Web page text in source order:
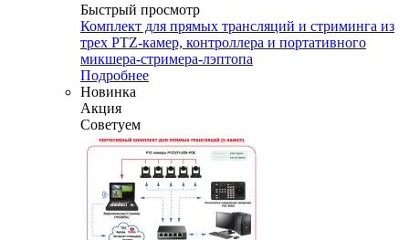
Быстрый просмотр
Комплект для прямых трансляций и стриминга из
трех PTZ-камер, контроллера и портативного
микшера-стримера-лэптопа
Подробнее
Новинка
Акция
Советуем